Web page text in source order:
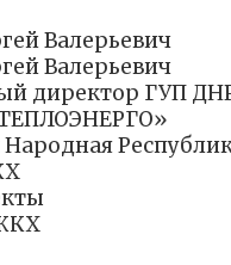
Валерьевич
Валерьевич
директор ГУП